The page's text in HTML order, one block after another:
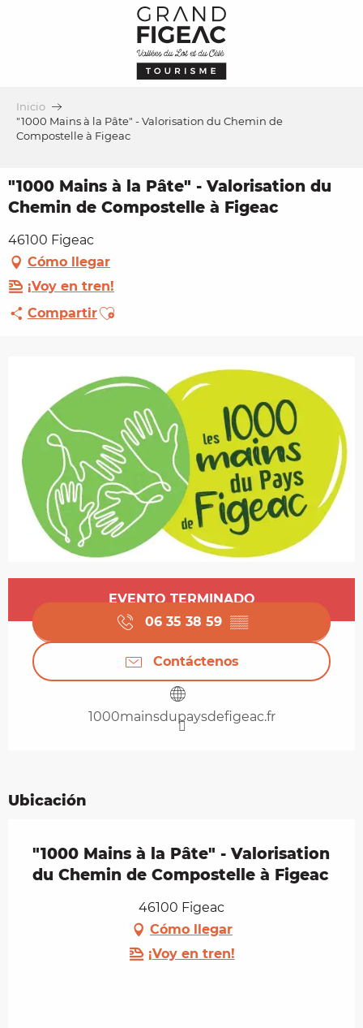
Inicio
"1000 Mains à la Pâte" - Valorisation du Chemin de
Compostelle à Figeac
"1000 Mains à la Pâte" - Valorisation du
Chemin de Compostelle à Figeac
46100 Figeac
Cómo llegar
¡Voy en tren!
CompartirAjouter aux favoris
Horarios y datos de contacto
EVENTO TERMINADO
06 35 38 59 ▒▒
Contáctenos
1000mainsdupaysdefigeac.fr
Ubicación
"1000 Mains à la Pâte" - Valorisation
du Chemin de Compostelle à Figeac
46100 Figeac
Cómo llegar
¡Voy en tren!